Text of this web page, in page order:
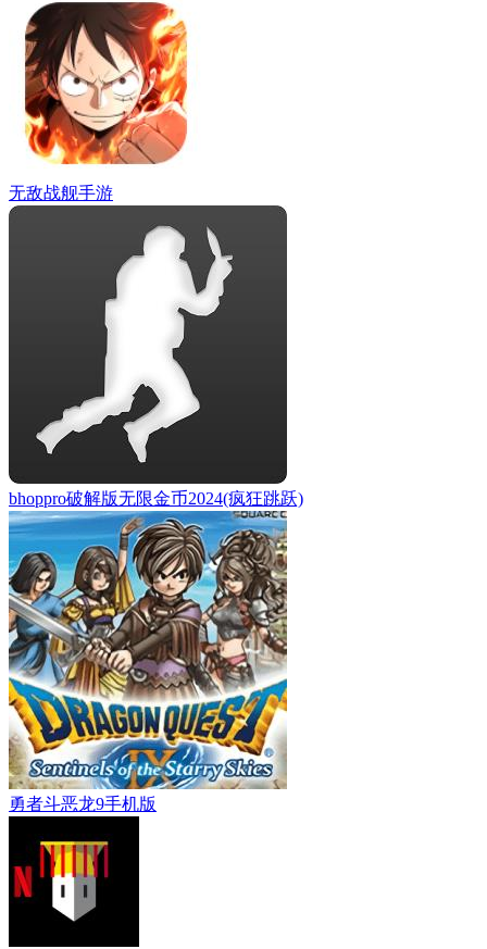
无敌战舰手游
bhoppro破解版无限金币2024(疯狂跳跃)
勇者斗恶龙9手机版